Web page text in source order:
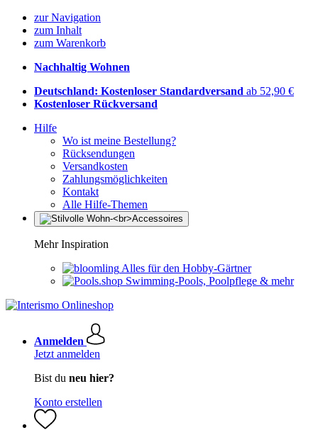
zur Navigation
zum Inhalt
zum Warenkorb
Nachhaltig Wohnen
Deutschland: Kostenloser Standardversand ab 52,90 €
Kostenloser Rückversand
Hilfe
Wo ist meine Bestellung?
Rücksendungen
Versandkosten
Zahlungsmöglichkeiten
Kontakt
Alle Hilfe-Themen
Mehr Inspiration
Alles für den Hobby-Gärtner
Swimming-Pools, Poolpflege & mehr
Anmelden
Jetzt anmelden
Bist du neu hier?
Konto erstellen